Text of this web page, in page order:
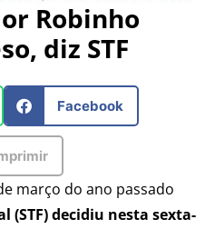
Robinho
diz STF
Facebook
março do ano passado
(STF) decidiu nesta sexta-